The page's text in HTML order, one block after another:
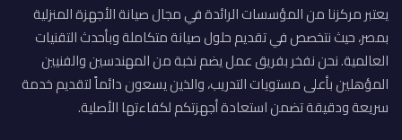
يعتبر مركزنا من المؤسسات الرائدة في مجال صيانة الأجهزة المنزلية
بمصر، حيث نتخصص في تقديم حلول صيانة متكاملة وبأحدث التقنيات
العالمية. نحن نفخر بفريق عمل يضم نخبة من المهندسين والفنيين
المؤهلين بأعلى مستويات التدريب، والذين يسعون دائماً لتقديم خدمة
سريعة ودقيقة تضمن استعادة أجهزتكم لكفاءتها الأصلية.